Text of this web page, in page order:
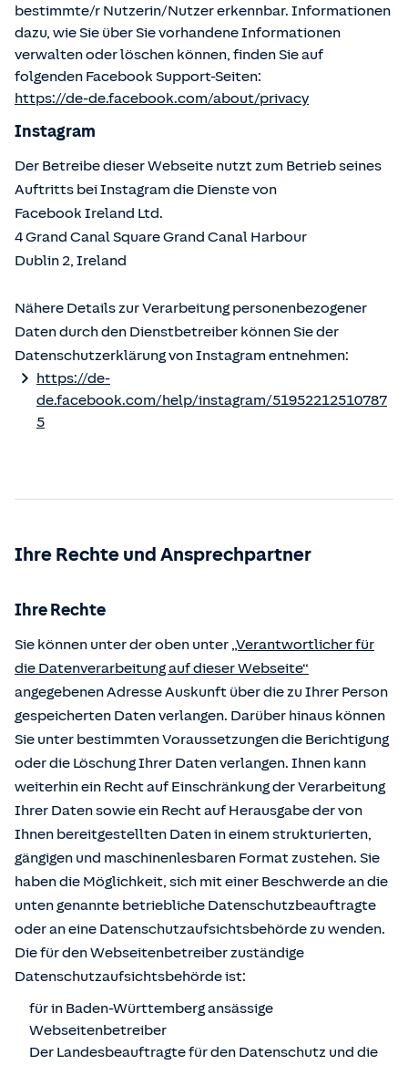
bestimmte/r Nutzerin/Nutzer erkennbar. Informationen
dazu, wie Sie über Sie vorhandene Informationen
verwalten oder löschen können, finden Sie auf
folgenden Facebook Support-Seiten:
https://de-de.facebook.com/about/privacy
Instagram
Der Betreibe dieser Webseite nutzt zum Betrieb seines
Auftritts bei Instagram die Dienste von
Facebook Ireland Ltd.
4 Grand Canal Square Grand Canal Harbour
Dublin 2, Ireland
Nähere Details zur Verarbeitung personenbezogener
Daten durch den Dienstbetreiber können Sie der
Datenschutzerklärung von Instagram entnehmen:
https://de-
de.facebook.com/help/instagram/51952212510787
5
Ihre Rechte und Ansprechpartner
Ihre Rechte
Sie können unter der oben unter „Verantwortlicher für
die Datenverarbeitung auf dieser Webseite“
angegebenen Adresse Auskunft über die zu Ihrer Person
gespeicherten Daten verlangen. Darüber hinaus können
Sie unter bestimmten Voraussetzungen die Berichtigung
oder die Löschung Ihrer Daten verlangen. Ihnen kann
weiterhin ein Recht auf Einschränkung der Verarbeitung
Ihrer Daten sowie ein Recht auf Herausgabe der von
Ihnen bereitgestellten Daten in einem strukturierten,
gängigen und maschinenlesbaren Format zustehen. Sie
haben die Möglichkeit, sich mit einer Beschwerde an die
unten genannte betriebliche Datenschutzbeauftragte
oder an eine Datenschutzaufsichtsbehörde zu wenden.
Die für den Webseitenbetreiber zuständige
Datenschutzaufsichtsbehörde ist:
für in Baden-Württemberg ansässige
Webseitenbetreiber
Der Landesbeauftragte für den Datenschutz und die